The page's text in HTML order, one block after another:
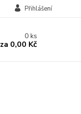
Přihlášení
0ks
za 0,00 Kč